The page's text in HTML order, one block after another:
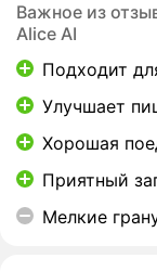
Важное из
Alice AI
Подходит
Улучшает
Хорошая
Приятный
Мелкие